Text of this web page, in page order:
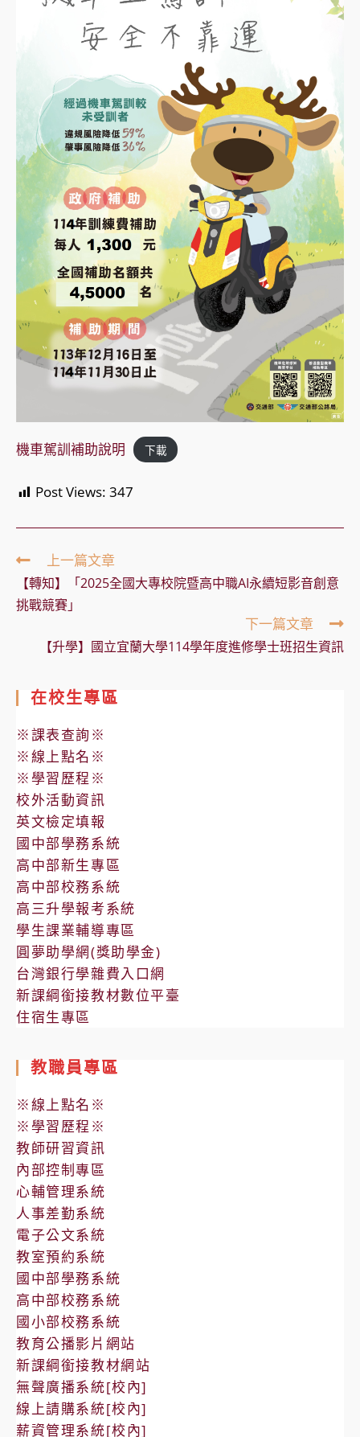
機車駕訓補助說明 下載
Post Views: 347
Read
more
articles
上一篇文章
【轉知】「2025全國大專校院暨高中職AI永續短影音創意
挑戰競賽」
下一篇文章
【升學】國立宜蘭大學114學年度進修學士班招生資訊
在校生專區
※課表查詢※
※線上點名※
※學習歷程※
校外活動資訊
英文檢定填報
國中部學務系統
高中部新生專區
高中部校務系統
高三升學報考系統
學生課業輔導專區
圓夢助學網(獎助學金)
台灣銀行學雜費入口網
新課綱銜接教材數位平臺
住宿生專區
教職員專區
※線上點名※
※學習歷程※
教師研習資訊
內部控制專區
心輔管理系統
人事差勤系統
電子公文系統
教室預約系統
國中部學務系統
高中部校務系統
國小部校務系統
教育公播影片網站
新課綱銜接教材網站
無聲廣播系統[校內]
線上請購系統[校內]
薪資管理系統[校內]